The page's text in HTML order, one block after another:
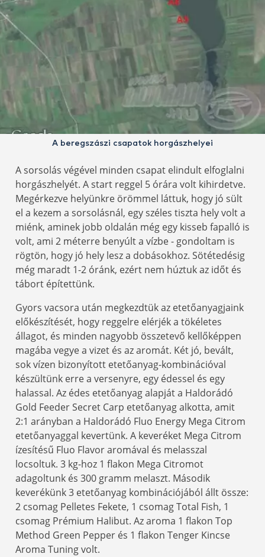
A beregszászi csapatok horgászhelyei
A sorsolás végével minden csapat elindult elfoglalni
horgászhelyét. A start reggel 5 órára volt kihirdetve.
Megérkezve helyünkre örömmel láttuk, hogy jó sült
el a kezem a sorsolásnál, egy széles tiszta hely volt a
miénk, aminek jobb oldalán még egy kisseb fapalló is
volt, ami 2 méterre benyúlt a vízbe - gondoltam is
rögtön, hogy jó hely lesz a dobásokhoz. Sötétedésig
még maradt 1-2 óránk, ezért nem húztuk az időt és
tábort építettünk.
Gyors vacsora után megkezdtük az etetőanyagjaink
előkészítését, hogy reggelre elérjék a tökéletes
állagot, és minden nagyobb összetevő kellőképpen
magába vegye a vizet és az aromát. Két jó, bevált,
sok vízen bizonyított etetőanyag-kombinációval
készültünk erre a versenyre, egy édessel és egy
halassal. Az édes etetőanyag alapját a Haldorádó
Gold Feeder Secret Carp etetőanyag alkotta, amit
2:1 arányban a Haldorádó Fluo Energy Mega Citrom
etetőanyaggal kevertünk. A keveréket Mega Citrom
ízesítésű Fluo Flavor aromával és melasszal
locsoltuk. 3 kg-hoz 1 flakon Mega Citromot
adagoltunk és 300 gramm melaszt. Második
keverékünk 3 etetőanyag kombinációjából állt össze:
2 csomag Pelletes Fekete, 1 csomag Total Fish, 1
csomag Prémium Halibut. Az aroma 1 flakon Top
Method Green Pepper és 1 flakon Tenger Kincse
Aroma Tuning volt.